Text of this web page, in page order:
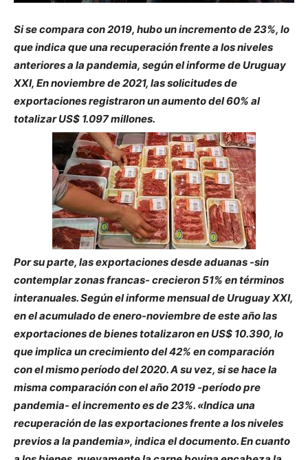
Si se compara con 2019, hubo un incremento de 23%, lo
que indica que una recuperación frente a los niveles
anteriores a la pandemia, según el informe de Uruguay
XXI, En noviembre de 2021, las solicitudes de
exportaciones registraron un aumento del 60% al
totalizar US$ 1.097 millones.
Por su parte, las exportaciones desde aduanas -sin
contemplar zonas francas- crecieron 51% en términos
interanuales. Según el informe mensual de Uruguay XXI,
en el acumulado de enero-noviembre de este año las
exportaciones de bienes totalizaron en US$ 10.390, lo
que implica un crecimiento del 42% en comparación
con el mismo período del 2020. A su vez, si se hace la
misma comparación con el año 2019 -período pre
pandemia- el incremento es de 23%. «Indica una
recuperación de las exportaciones frente a los niveles
previos a la pandemia», indica el documento. En cuanto